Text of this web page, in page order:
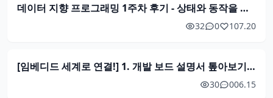
데이터 지향 프로그래밍 1주차 후기 - 상태와 동작을 분리해 바라보기
32 0 107.20
[임베디드 세계로 연결!] 1. 개발 보드 설명서 톺아보기 - MMIO적 관점으로 진입
30 006.15